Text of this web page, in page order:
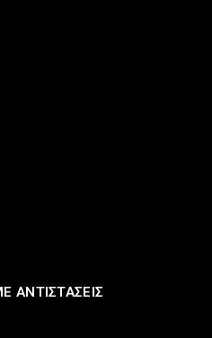
ΑΝΤΙΣΤΑΣΕΙΣ